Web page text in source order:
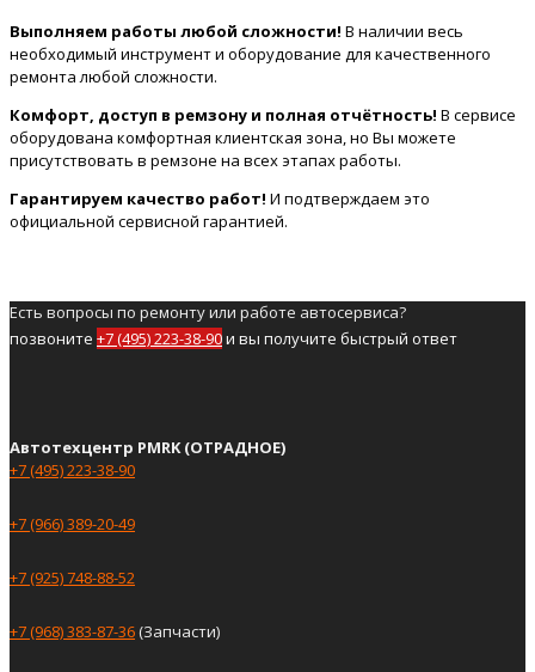
Выполняем работы любой сложности! В наличии весь
необходимый инструмент и оборудование для качественного
ремонта любой сложности.
Комфорт, доступ в ремзону и полная отчётность! В сервисе
оборудована комфортная клиентская зона, но Вы можете
присутствовать в ремзоне на всех этапах работы.
Гарантируем качество работ! И подтверждаем это
официальной сервисной гарантией.
Есть вопросы по ремонту или работе автосервиса?
позвоните +7 (495) 223-38-90и вы получите быстрый ответ
Автотехцентр PMRK (ОТРАДНОЕ)
+7 (495) 223-38-90
+7 (966) 389-20-49
+7 (925) 748-88-52
+7 (968) 383-87-36(Запчасти)